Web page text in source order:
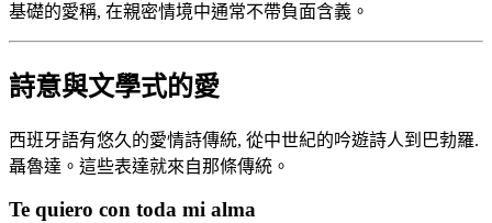
基礎的愛稱, 在親密情境中通常不帶負面含義。
詩意與文學式的愛
西班牙語有悠久的愛情詩傳統, 從中世紀的吟遊詩人到巴勃羅.
聶魯達。這些表達就來自那條傳統。
Te quiero con toda mi alma